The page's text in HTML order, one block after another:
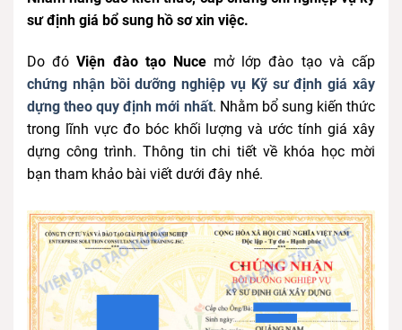
sư định giá bổ sung hồ sơ xin việc.
Do đó Viện đào tạo Nuce mở lớp đào tạo và cấp
chứng nhận bồi dưỡng nghiệp vụ Kỹ sư định giá xây
dựng theo quy định mới nhất. Nhằm bổ sung kiến thức
trong lĩnh vực đo bóc khối lượng và ước tính giá xây
dựng công trình. Thông tin chi tiết về khóa học mời
bạn tham khảo bài viết dưới đây nhé.